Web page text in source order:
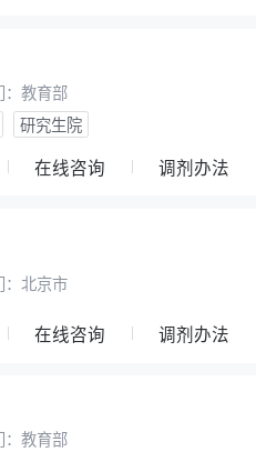
教育部
研究生院
在线咨询 调剂办法
北京市
在线咨询 调剂办法
教育部